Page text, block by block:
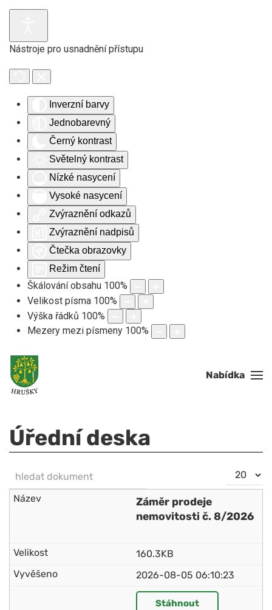
Nástroje pro usnadnění přístupu
Inverzní barvy
Jednobarevný
Černý kontrast
Světelný kontrast
Nízké nasycení
Vysoké nasycení
Zvýraznění odkazů
Zvýraznění nadpisů
Čtečka obrazovky
Režim čtení
Škálování obsahu 100%
Velikost písma 100%
Výška řádků 100%
Mezery mezi písmeny 100%
Nabídka
Úřední deska
NEZVEŘEJNĚNO hledat dokument
Počet
zobrazení
Záměr prodeje
nemovitosti č. 8/2026
160.3KB
2026-08-05 06:10:23
Stáhnout